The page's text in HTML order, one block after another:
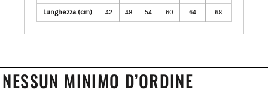
Lunghezza (cm) 42 48 54 60 64 68
NESSUN MINIMO D’ORDINE